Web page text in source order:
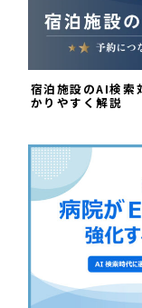
宿泊施設のAI検索
かりやすく解説